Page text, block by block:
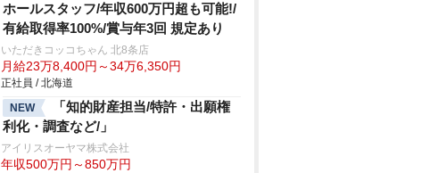
ホールスタッフ/年収600万円超も可能!/
有給取得率100%/賞与年3回 規定あり
いただきコッコちゃん 北8条店
月給23万8,400円～34万6,350円
正社員 / 北海道
NEW
「知的財産担当/特許・出願権
利化・調査など/」
アイリスオーヤマ株式会社
年収500万円～850万円